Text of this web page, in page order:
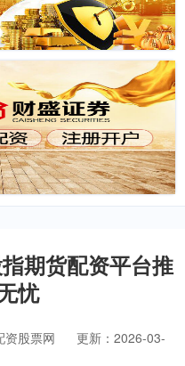
期货配资平台推
忧
资股票网
更新：2026-03-